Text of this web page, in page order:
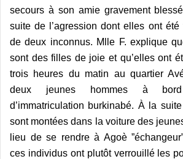
secours à son amie gravement
suite de l’agression dont elles ont
de deux inconnus. Mlle F. explique
sont des filles de joie et qu’elles ont
trois heures du matin au quartier
deux jeunes hommes à
d’immatriculation burkinabé. À la
sont montées dans la voiture des
lieu de se rendre à Agoè
ces individus ont plutôt verrouillé les